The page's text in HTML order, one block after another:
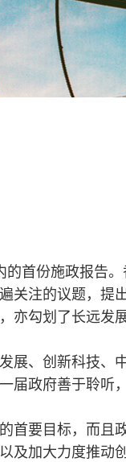
首份施政报告。
关注的议题，提
勾划了长远发
展、创新科技
届政府善于聆听
要目标，而且
及加大力度推